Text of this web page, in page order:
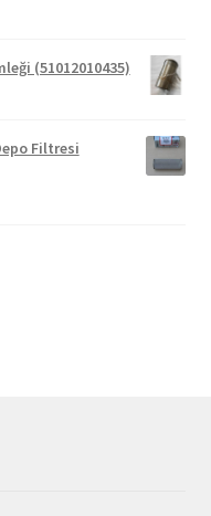
(51012010435)
Filtresi